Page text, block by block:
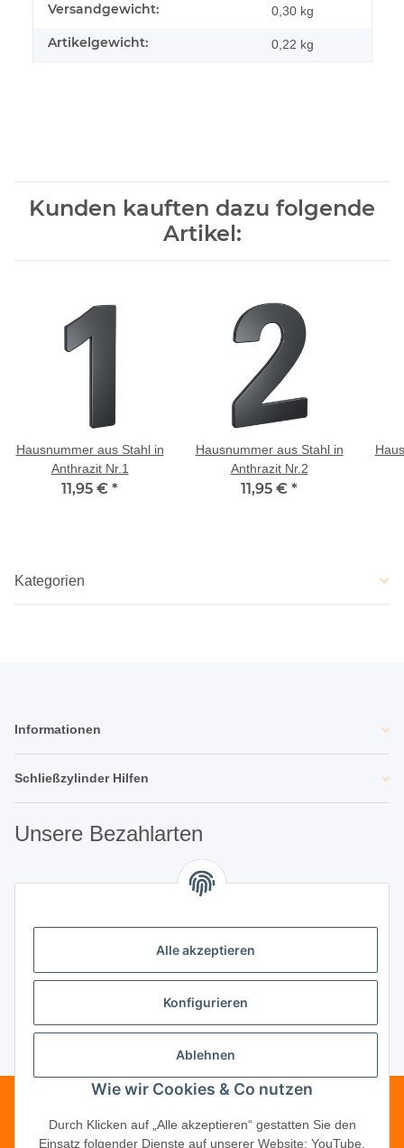
Produkteigenschaft
Wert
Versandgewicht: 0,30 kg
Artikelgewicht: 0,22 kg
Kunden kauften dazu folgende
Artikel:
Hausnummer aus Stahl in
Anthrazit Nr.1
11,95 € *
Hausnummer aus Stahl in
Anthrazit Nr.2
11,95 € *
Kategorien
Informationen
Schließzylinder Hilfen
Unsere Bezahlarten
Unsere Partner
Unternehmen
Vertrag widerrufen
Telefonische Beratung?·+49 (0) 5246
Alle akzeptieren
Konfigurieren
Ablehnen
Wie wir Cookies & Co nutzen
Durch Klicken auf „Alle akzeptieren“ gestatten Sie den
Einsatz folgender Dienste auf unserer Website: YouTube,